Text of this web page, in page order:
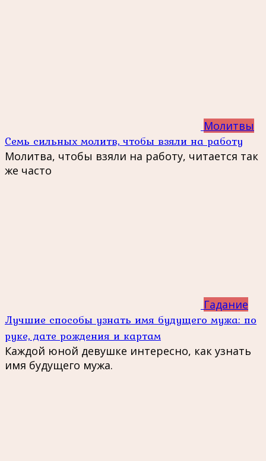
Молитвы
Семь сильных молитв, чтобы взяли на работу
Молитва, чтобы взяли на работу, читается так
же часто
Гадание
Лучшие способы узнать имя будущего мужа: по
руке, дате рождения и картам
Каждой юной девушке интересно, как узнать
имя будущего мужа.